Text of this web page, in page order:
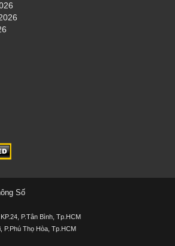
Số
P.Tân Bình, Tp.HCM
P.Phú Thọ Hòa, Tp.HCM